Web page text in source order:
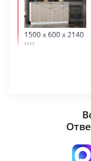
1500 x 600 x 2140
мм
2900 x 600 x 2140